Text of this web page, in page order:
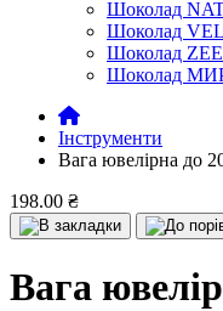
Шоколад
Шоколад
Шоколад
Шоколад
Інструменти
Вага ювелірна до
198.00 ₴
Вага